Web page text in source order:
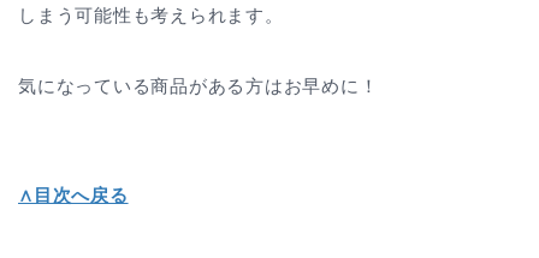
しまう可能性も考えられます。
気になっている商品がある方はお早めに！
∧目次へ戻る